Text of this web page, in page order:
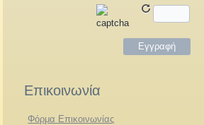
Επικοινωνία
Φόρμα Επικοινωνίας